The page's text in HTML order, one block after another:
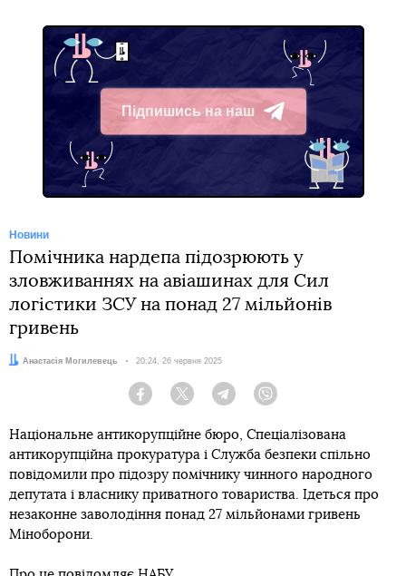
Підпишись на наш
Telegram
Новини
Помічника нардепа підозрюють у
зловживаннях на авіашинах для Сил
логістики ЗСУ на понад 27 мільйонів
гривень
Автор:
Анастасія Могилевець Дата:
20:24, 26 червня 2025
Facebook Twitter Telegram
Національне антикорупційне бюро, Спеціалізована
антикорупційна прокуратура і Служба безпеки спільно
повідомили про підозру помічнику чинного народного
депутата і власнику приватного товариства. Ідеться про
незаконне заволодіння понад 27 мільйонами гривень
Міноборони.